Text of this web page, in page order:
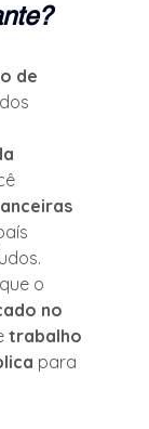
de
o
no
trabalho
para